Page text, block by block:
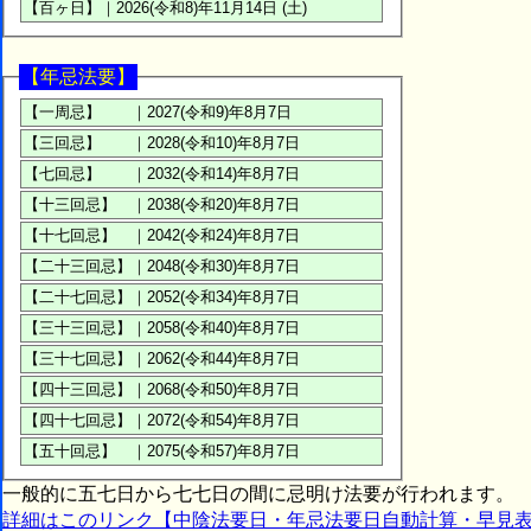
【年忌法要】
一般的に五七日から七七日の間に忌明け法要が行われます。
詳細はこのリンク【中陰法要日・年忌法要日自動計算・早見